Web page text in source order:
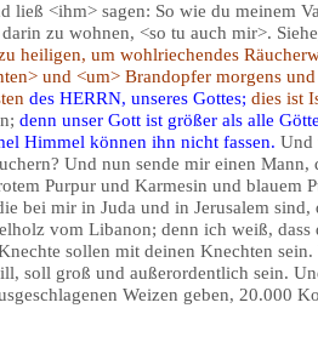
<ihm> sagen: So wie du meinem
darin zu wohnen, <so tu auch mir>.
heiligen, um wohlriechendes
und <um> Brandopfer morgens
des HERRN, unseres Gottes; dies ist
denn unser Gott ist größer als alle
Himmel können ihn nicht fassen. Und
Und nun sende mir einen Mann,
Purpur und Karmesin und blauem
bei mir in Juda und in Jerusalem sind,
vom Libanon; denn ich weiß, dass
sollen mit deinen Knechten
soll groß und außerordentlich sein.
Weizen geben, 20.000